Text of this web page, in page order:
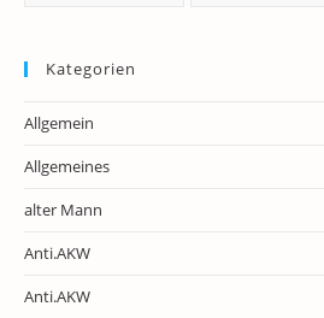
Kategorien
Allgemein
Allgemeines
alter Mann
Anti.AKW
Anti.AKW